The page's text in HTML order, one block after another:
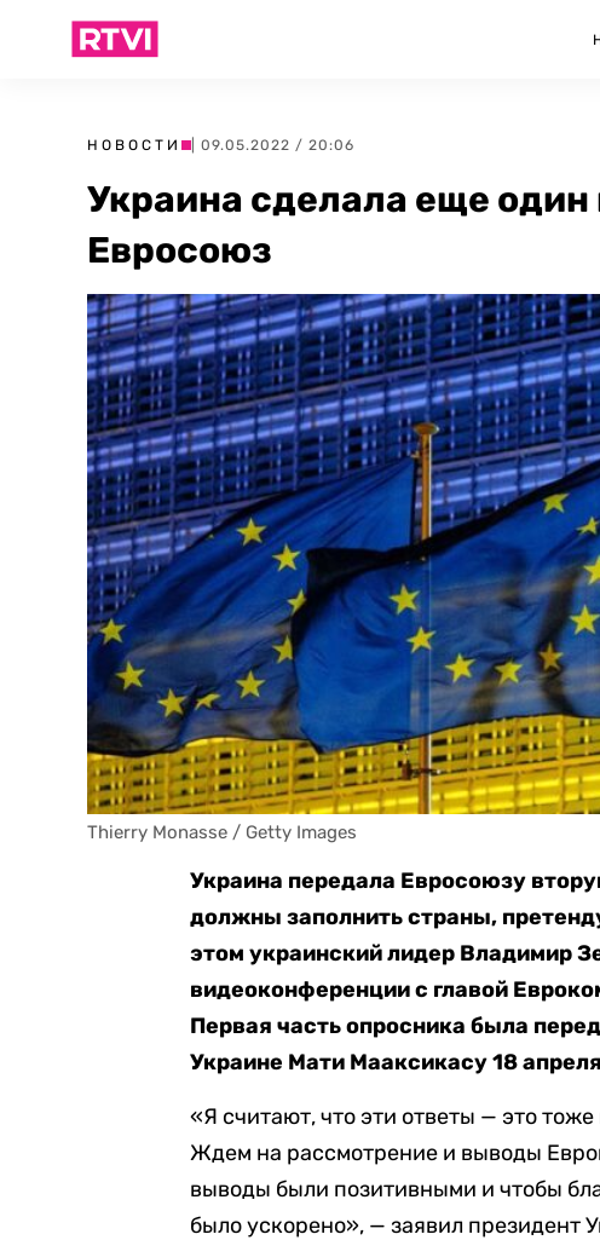
НОВОСТИ | 09.05.2022 / 20:06
Украина сделала еще один
Евросоюз
Thierry Monasse / Getty Images
Украина передала Евросоюзу
должны заполнить страны,
этом украинский лидер Владимир
видеоконференции с главой
Первая часть опросника была
Украине Мати Мааксикасу 18
«Я считают, что эти ответы — это
Ждем на рассмотрение и выводы
выводы были позитивными и чтобы
было ускорено», — заявил президент